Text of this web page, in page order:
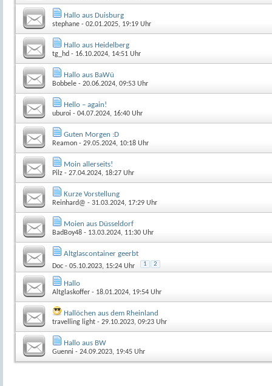
Hallo aus Duisburg
stephane - 02.01.2025, 19:19 Uhr
Hallo aus Heidelberg
tg_hd - 16.10.2024, 14:51 Uhr
Hallo aus BaWü
Bobbele - 20.06.2024, 09:53 Uhr
Hello – again!
uburoi - 04.07.2024, 16:40 Uhr
Guten Morgen :D
Reamon - 29.05.2024, 10:18 Uhr
Moin allerseits!
Pilz - 27.04.2024, 18:27 Uhr
Kurze Vorstellung
Reinhard@ - 31.03.2024, 17:29 Uhr
Moien aus Düsseldorf
BadBoy48 - 13.03.2024, 11:30 Uhr
Altglascontainer geerbt
Doc - 05.10.2023, 15:24 Uhr 1 2
Hallo
Altglaskoffer - 18.01.2024, 19:54 Uhr
Hallöchen aus dem Rheinland
travelling light - 29.10.2023, 09:23 Uhr
Hallo aus BW
Guenni - 24.09.2023, 19:45 Uhr